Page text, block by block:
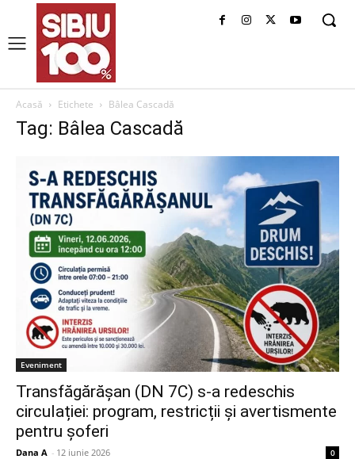
Acasă Etichete Bâlea Cascadă
Tag: Bâlea Cascadă
Eveniment
Transfăgărășan (DN 7C) s-a redeschis
circulației: program, restricții și avertismente
pentru șoferi
Dana A - 12 iunie 2026 0